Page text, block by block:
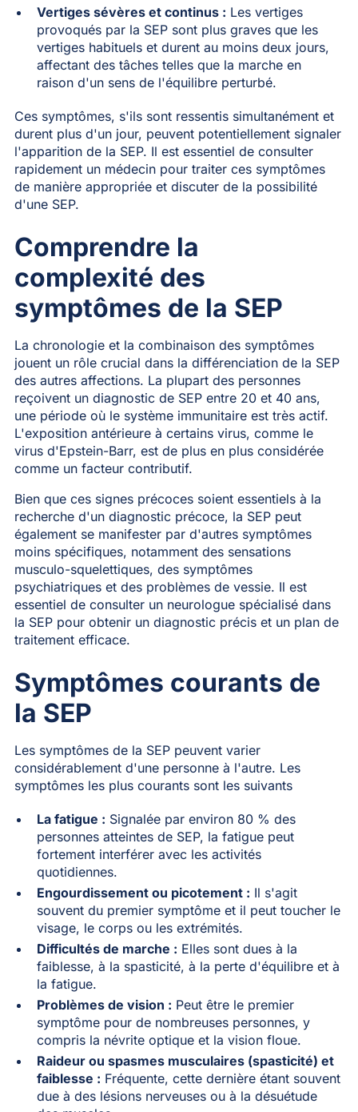
Vertiges sévères et continus : Les vertiges
provoqués par la SEP sont plus graves que les
vertiges habituels et durent au moins deux jours,
affectant des tâches telles que la marche en
raison d'un sens de l'équilibre perturbé.
Ces symptômes, s'ils sont ressentis simultanément et
durent plus d'un jour, peuvent potentiellement signaler
l'apparition de la SEP. Il est essentiel de consulter
rapidement un médecin pour traiter ces symptômes
de manière appropriée et discuter de la possibilité
d'une SEP.
Comprendre la
complexité des
symptômes de la SEP
La chronologie et la combinaison des symptômes
jouent un rôle crucial dans la différenciation de la SEP
des autres affections. La plupart des personnes
reçoivent un diagnostic de SEP entre 20 et 40 ans,
une période où le système immunitaire est très actif.
L'exposition antérieure à certains virus, comme le
virus d'Epstein-Barr, est de plus en plus considérée
comme un facteur contributif.
Bien que ces signes précoces soient essentiels à la
recherche d'un diagnostic précoce, la SEP peut
également se manifester par d'autres symptômes
moins spécifiques, notamment des sensations
musculo-squelettiques, des symptômes
psychiatriques et des problèmes de vessie. Il est
essentiel de consulter un neurologue spécialisé dans
la SEP pour obtenir un diagnostic précis et un plan de
traitement efficace.
Symptômes courants de
la SEP
Les symptômes de la SEP peuvent varier
considérablement d'une personne à l'autre. Les
symptômes les plus courants sont les suivants
La fatigue : Signalée par environ 80 % des
personnes atteintes de SEP, la fatigue peut
fortement interférer avec les activités
quotidiennes.
Engourdissement ou picotement : Il s'agit
souvent du premier symptôme et il peut toucher le
visage, le corps ou les extrémités.
Difficultés de marche : Elles sont dues à la
faiblesse, à la spasticité, à la perte d'équilibre et à
la fatigue.
Problèmes de vision : Peut être le premier
symptôme pour de nombreuses personnes, y
compris la névrite optique et la vision floue.
Raideur ou spasmes musculaires (spasticité) et
faiblesse : Fréquente, cette dernière étant souvent
due à des lésions nerveuses ou à la désuétude